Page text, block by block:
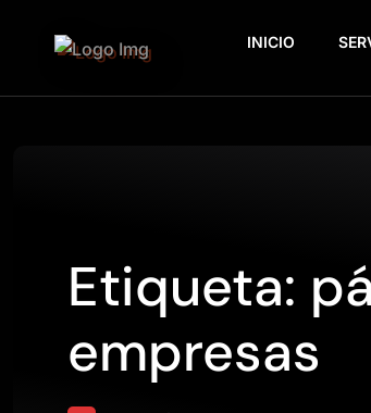
INICIO
Etiqueta:
empresas